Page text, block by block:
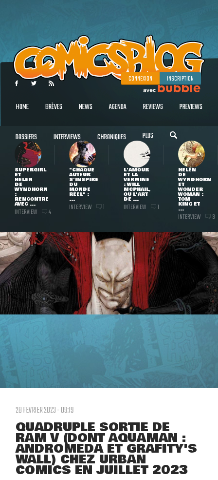
CONNEXION INSCRIPTION
HOME BRÈVES NEWS AGENDA REVIEWS PREVIEWS
DOSSIERS INTERVIEWS CHRONIQUES PLUS
SUPERGIRL
ET
HELEN
DE
WYNDHORN
:
RENCONTRE
AVEC ...
INTERVIEW 4
"CHAQUE
AUTEUR
S'INSPIRE
DU
MONDE
RÉEL" :
...
INTERVIEW 1
L'AMOUR
ET LA
VERMINE
: WILL
MCPHAIL,
OU L'ART
DE ...
INTERVIEW 1
HELEN
DE
WYNDHORN
ET
WONDER
WOMAN :
TOM
KING ET
...
INTERVIEW 3
28 FEVRIER 2023 - 09:19
QUADRUPLE SORTIE DE
RAM V (DONT AQUAMAN :
ANDROMEDA ET GRAFITY'S
WALL) CHEZ URBAN
COMICS EN JUILLET 2023